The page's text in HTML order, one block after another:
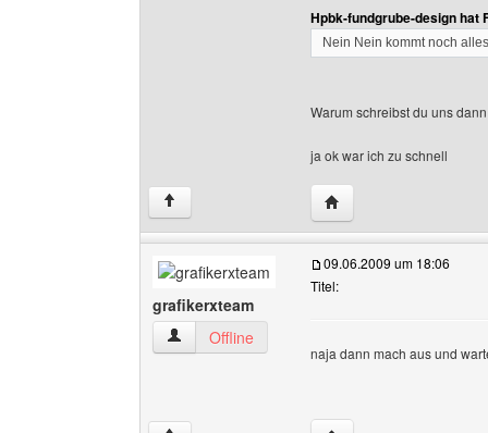
Hpbk-fundgrube-design hat
Nein Nein kommt noch
Warum schreibst du uns
ja ok war ich zu schnell
↑ Website dieses
grafikerxteam
grafikerxteam Benutzer-Profile anzeigen
Offline
09.06.2009 um 18:06
Titel:
naja dann mach aus und